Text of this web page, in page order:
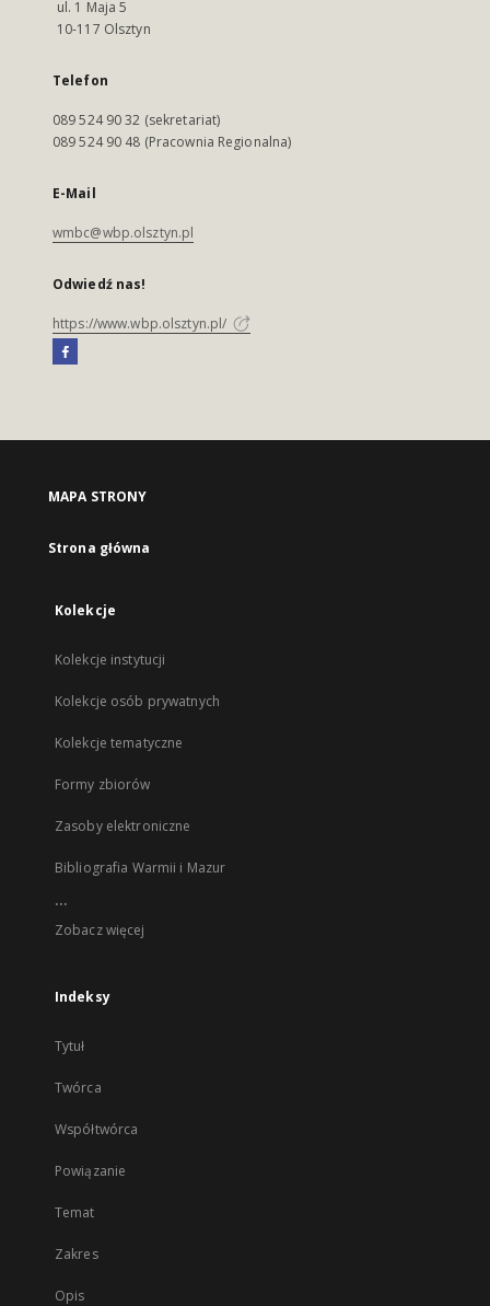
ul. 1 Maja 5
10-117 Olsztyn
Telefon
089 524 90 32 (sekretariat)
089 524 90 48 (Pracownia Regionalna)
E-Mail
wmbc@wbp.olsztyn.pl
Odwiedź nas!
https://www.wbp.olsztyn.pl/
MAPA STRONY
Strona główna
Kolekcje
Kolekcje instytucji
Kolekcje osób prywatnych
Kolekcje tematyczne
Formy zbiorów
Zasoby elektroniczne
Bibliografia Warmii i Mazur
...
Zobacz więcej
Indeksy
Tytuł
Twórca
Współtwórca
Powiązanie
Temat
Zakres
Opis